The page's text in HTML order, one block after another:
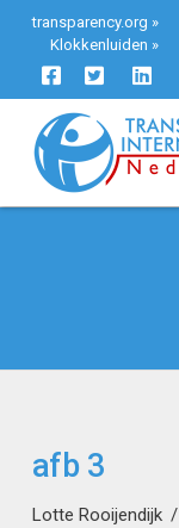
transparency.org »
Klokkenluiden »
afb 3
Lotte Rooijendijk